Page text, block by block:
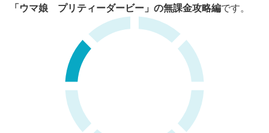
「ウマ娘 プリティーダービー」の無課金攻略編です。